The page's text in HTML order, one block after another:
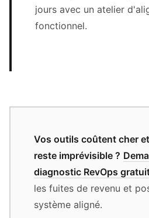
jours avec un atelier
fonctionnel.
Vos outils coûtent cher
reste imprévisible ?
diagnostic RevOps
les fuites de revenu et
système aligné.